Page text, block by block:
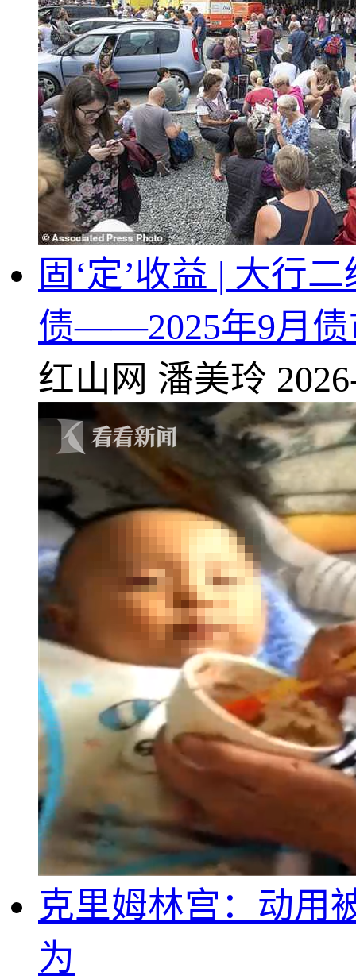
固‘定’收益 | 大行
债——2025年9月债
红山网 潘美玲
克里姆林宫：动用
为